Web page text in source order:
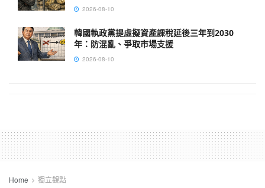
2026-08-10
韓國執政黨提虛擬資產課稅延後三年到2030
年：防混亂、爭取市場支援
2026-08-10
Home 獨立觀點